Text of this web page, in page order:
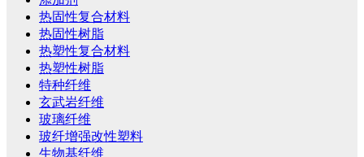
热固性复合材料
热固性树脂
热塑性复合材料
热塑性树脂
特种纤维
玄武岩纤维
玻璃纤维
玻纤增强改性塑料
生物基纤维